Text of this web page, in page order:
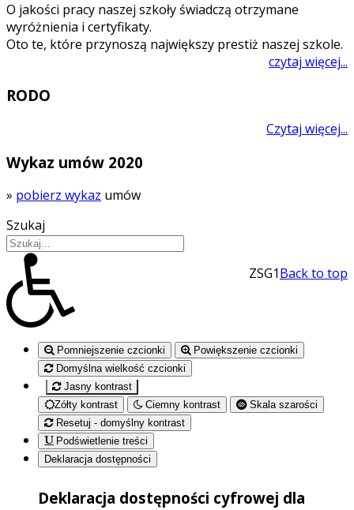
O jakości pracy naszej szkoły świadczą otrzymane
wyróżnienia i certyfikaty.
Oto te, które przynoszą największy prestiż naszej szkole.
czytaj więcej...
RODO
Czytaj więcej...
Wykaz umów 2020
» pobierz wykaz umów
Szukaj
Back to top
ZSG1
Pomniejszenie czcionki
Powiększenie czcionki
Domyślna wielkość czcionki
Jasny kontrast
Zółty kontrast
Ciemny kontrast
Skala szarości
Resetuj - domyślny kontrast
Podświetlenie treści
Deklaracja dostępności
Deklaracja dostępności cyfrowej dla